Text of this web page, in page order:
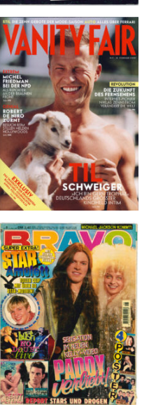
VANITY FAIR – Nr. 7 –
8. Februar 2007
BRAVO – Nr. 8, 13. Febr.
1997